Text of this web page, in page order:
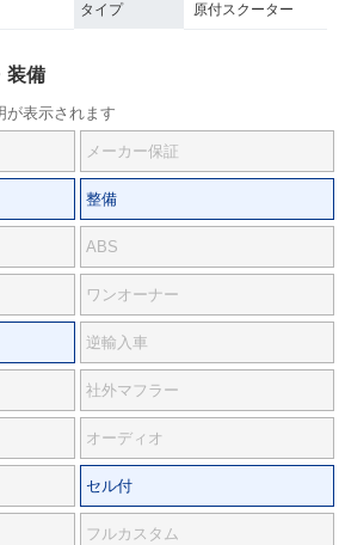
タイプ 原付スクーター
装備
が表示されます
メーカー保証
整備
ABS
ワンオーナー
逆輸入車
社外マフラー
オーディオ
セル付
フルカスタム